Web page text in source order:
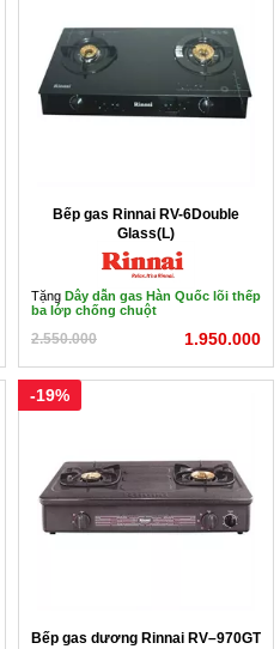
Bếp gas Rinnai RV-6Double
Glass(L)
Tặng Dây dẫn gas Hàn Quốc lõi thếp
ba lớp chống chuột
2.550.000 1.950.000
Bếp gas dương Rinnai RV–970GT
-19%